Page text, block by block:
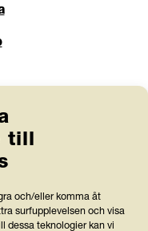
till
och/eller komma åt
surfupplevelsen och visa
dessa teknologier kan vi